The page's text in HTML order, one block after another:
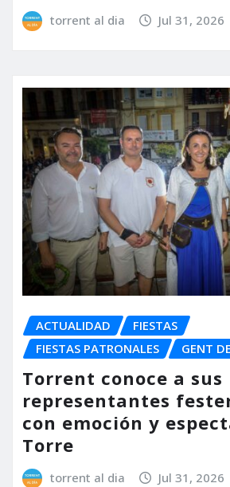
torrent al dia Jul 31, 2026
ACTUALIDAD
FIESTAS
FIESTAS PATRONALES
GENT
Torrent conoce a sus
representantes
con emoción y
Torre
torrent al dia Jul 31, 2026